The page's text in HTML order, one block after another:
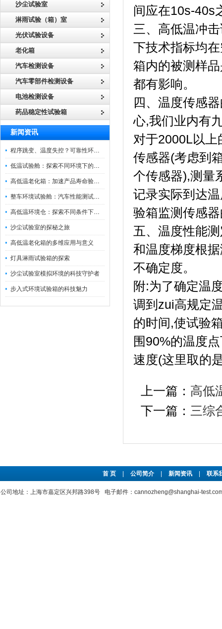
沙尘试验室
淋雨试验（箱）室
光伏试验设备
老化箱
汽车检测设备
汽车零部件检测设备
电池检测设备
药品稳定性试验箱
新闻资讯
程序跳变、温度失控？可靠性环境试验箱控制系统故障处理
低温试验舱：探索不同环境下的科技边界
高低温老化箱：加速产品寿命验证的可靠伙伴
整车环境试验舱：汽车性能测试的设备
高低温环境仓：探索不同条件下的科学奥秘
沙尘试验室的探秘之旅
高低温老化箱的多维应用与意义
灯具淋雨试验箱的探索
沙尘试验室模拟环境的科技守护者
步入式环境试验箱的科技魅力
间应在10s-40s
三、高低温冲
下技术指标均
箱内的被测样
都有影响。
四、温度传感
心,我们业内有
对于2000L以
传感器(考虑到
个传感器),测量
记录实际到达
验箱监测传感
五、温度性能
和温度梯度根
不确定度。
附:为了确定温
调到zui高规定
的时间,使试验
围90%的温度
速度(这里取的
上一篇： 高低
下一篇： 三综
首 页 公司简介 新闻资讯 联系
公司地址：上海市嘉定区兴邦路398号 电子邮件：cannozheng@shanghai-